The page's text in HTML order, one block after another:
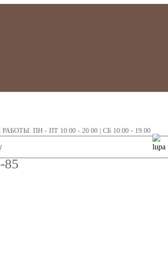
ПН - ПТ 10:00 - 20.00 | СБ 10:00 - 19.00
85